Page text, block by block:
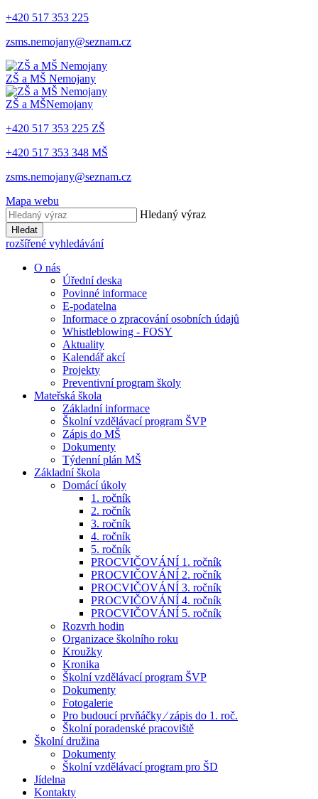
+420 517 353 225
zsms.nemojany@seznam.cz
ZŠ a MŠ Nemojany
ZŠ a MŠNemojany
+420 517 353 225 ZŠ
+420 517 353 348 MŠ
zsms.nemojany@seznam.cz
Mapa webu
Hledaný výraz
Hledat
rozšířené vyhledávání
O nás
Úřední deska
Povinné informace
E-podatelna
Informace o zpracování osobních údajů
Whistleblowing - FOSY
Aktuality
Kalendář akcí
Projekty
Preventivní program školy
Mateřská škola
Základní informace
Školní vzdělávací program ŠVP
Zápis do MŠ
Dokumenty
Týdenní plán MŠ
Základní škola
Domácí úkoly
1. ročník
2. ročník
3. ročník
4. ročník
5. ročník
PROCVIČOVÁNÍ 1. ročník
PROCVIČOVÁNÍ 2. ročník
PROCVIČOVÁNÍ 3. ročník
PROCVIČOVÁNÍ 4. ročník
PROCVIČOVÁNÍ 5. ročník
Rozvrh hodin
Organizace školního roku
Kroužky
Kronika
Školní vzdělávací program ŠVP
Dokumenty
Fotogalerie
Pro budoucí prvňáčky ⁄ zápis do 1. roč.
Školní poradenské pracoviště
Školní družina
Dokumenty
Školní vzdělávací program pro ŠD
Jídelna
Kontakty